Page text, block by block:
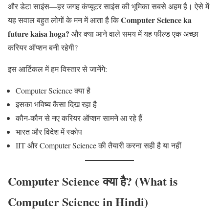
और डेटा साइंस—हर जगह कंप्यूटर साइंस की भूमिका सबसे अहम है। ऐसे में
यह सवाल बहुत लोगों के मन में आता है किComputer Science ka
future kaisa hoga? और क्या आने वाले समय में यह फील्ड एक अच्छा
करियर ऑप्शन बनी रहेगी?
इस आर्टिकल में हम विस्तार से जानेंगे:
Computer Science क्या है
इसका भविष्य कैसा दिख रहा है
कौन-कौन से नए करियर ऑप्शन सामने आ रहे हैं
भारत और विदेश में स्कोप
IIT और Computer Science की तैयारी करना सही है या नहीं
Computer Science क्या है? (What is
Computer Science in Hindi)